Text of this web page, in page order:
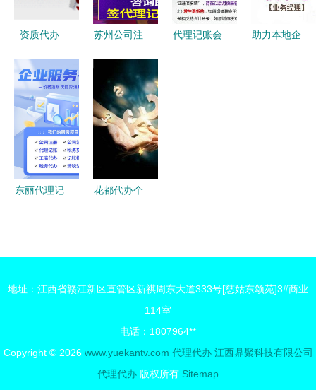
资质代办
取许可的智
慧之选与核
心价值解析
苏州公司注
业执照全攻
略 一站式
解析工商注
册与代理记
账服务
代理记账会
助力本地企
东丽代理记
范化
花都代办个
地址：江西省赣江新区直管区新祺周东大道333号[慈姑东颂苑]3#商业
114室
电话：1807964**
Copyright © 2026 www.yuekantv.com 代理代办 江西鼎聚科技有限公司
代理代办 版权所有 Sitemap